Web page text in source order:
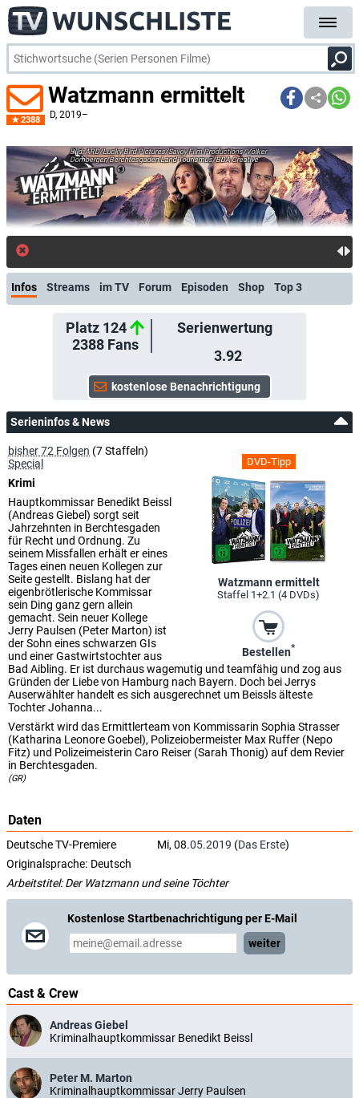
2388
Watzmann ermittelt
D, 2019–
ARD/Lucky Bird Pictures/Savoy Film Productions/Volker
Dornberger/Berchtesgaden Land Tourismus/BDA Creative
Infos Streams im TV Forum Episoden Shop Top 3
Platz 124
2388Fans
Serienwertung
3.92
Serieninfos & News
DVD-Tipp
Watzmann ermittelt
Staffel 1+2.1 (4 DVDs)
Bestellen*
bisher 72 Folgen (7 Staffeln)
Special
Krimi
Hauptkommissar Benedikt Beissl
(Andreas Giebel) sorgt seit
Jahrzehnten in Berchtesgaden
für Recht und Ordnung. Zu
seinem Missfallen erhält er eines
Tages einen neuen Kollegen zur
Seite gestellt. Bislang hat der
eigenbrötlerische Kommissar
sein Ding ganz gern allein
gemacht. Sein neuer Kollege
Jerry Paulsen (Peter Marton) ist
der Sohn eines schwarzen GIs
und einer Gastwirtstochter aus
Bad Aibling. Er ist durchaus wagemutig und teamfähig und zog aus
Gründen der Liebe von Hamburg nach Bayern. Doch bei Jerrys
Auserwählter handelt es sich ausgerechnet um Beissls älteste
Tochter Johanna...
Verstärkt wird das Ermittlerteam von Kommissarin Sophia Strasser
(Katharina Leonore Goebel), Polizeiobermeister Max Ruffer (Nepo
Fitz) und Polizeimeisterin Caro Reiser (Sarah Thonig) auf dem Revier
in Berchtesgaden.
(GR)
Daten
Deutsche TV-Premiere Mi, 08.05.2019 (Das Erste)
Originalsprache: Deutsch
Arbeitstitel: Der Watzmann und seine Töchter
Kostenlose Startbenachrichtigung per E-Mail
weiter
Cast & Crew
Andreas Giebel
Kriminalhauptkommissar Benedikt Beissl
Peter M. Marton
Kriminalhauptkommissar Jerry Paulsen